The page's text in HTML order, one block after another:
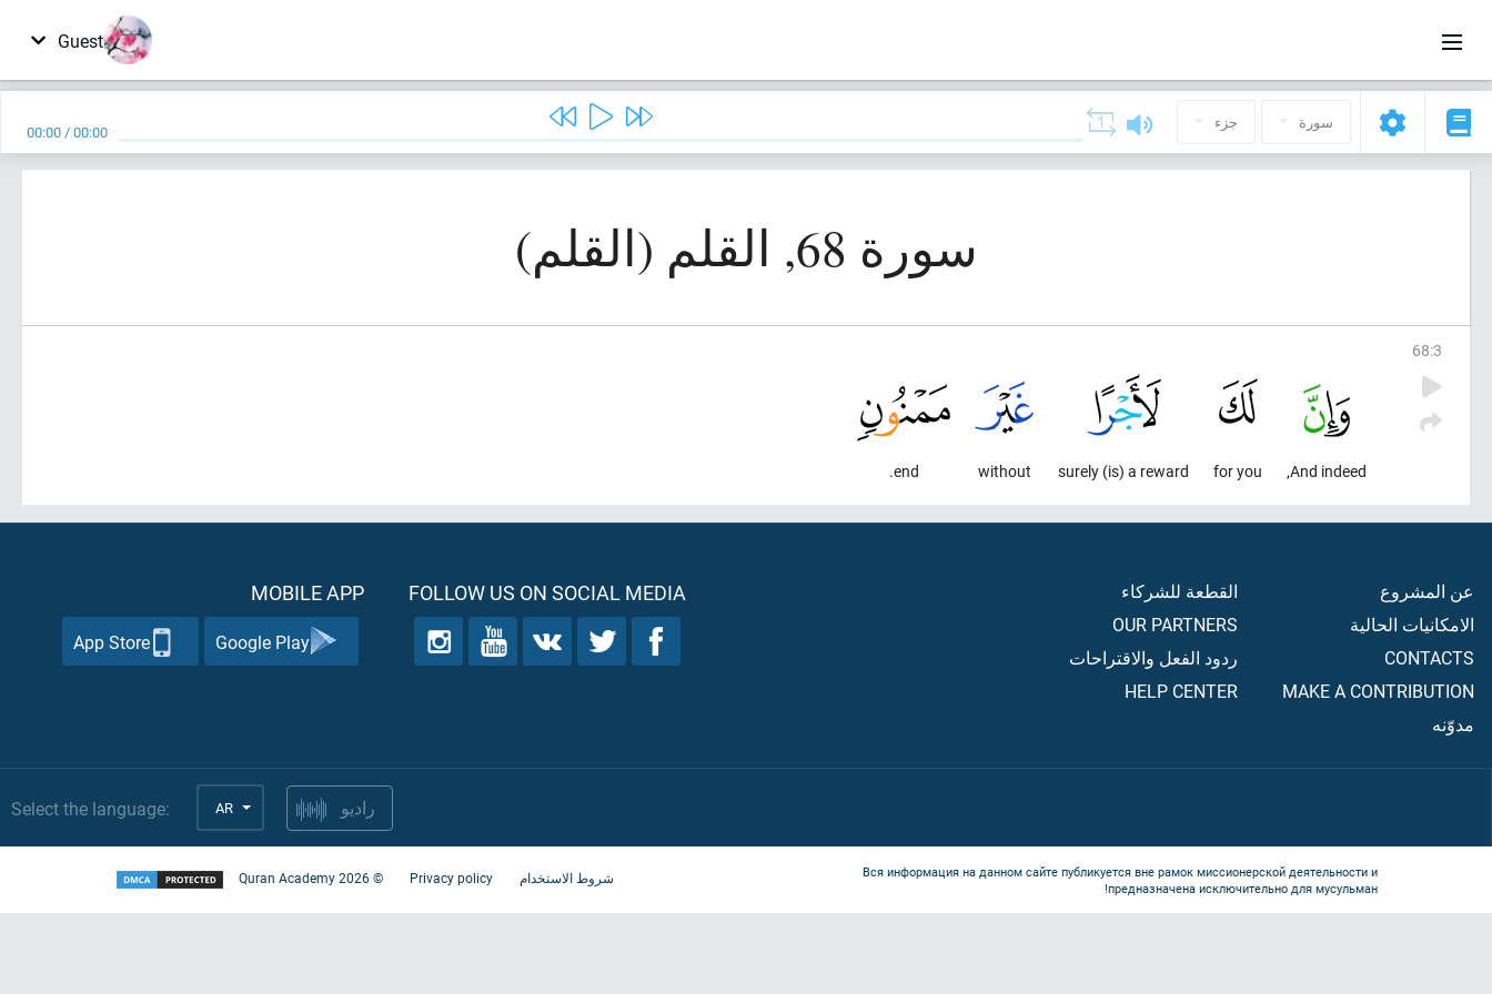
Guest
سورة جزء 00:00 /00:00
سورة 68, القلم (القلم)
68:3
And indeed,
for you
surely (is) a reward
without
end.
عن المشروع
الامكانيات الحالية
CONTACTS
MAKE A CONTRIBUTION
مدوّنه
القطعة للشركاء
OUR PARTNERS
ردود الفعل والاقتراحات
HELP CENTER
FOLLOW US ON SOCIAL MEDIA
MOBILE APP
Google Play
App Store
Select the language: AR راديو
Вся информация на данном сайте публикуется вне рамок миссионерской деятельности и
предназначена исключительно для мусульман!
شروط الاستخدام Privacy policy
©
2026